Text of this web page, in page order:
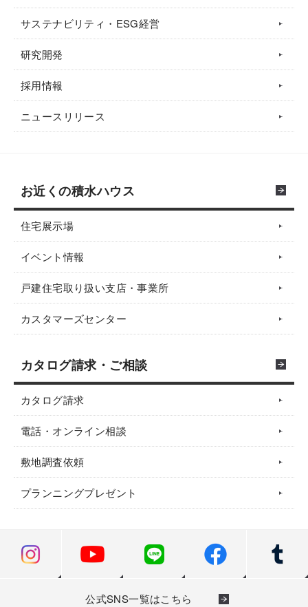
サステナビリティ・ESG経営
研究開発
採用情報
ニュースリリース
お近くの積水ハウス
住宅展示場
イベント情報
戸建住宅取り扱い支店・事業所
カスタマーズセンター
カタログ請求・ご相談
カタログ請求
電話・オンライン相談
敷地調査依頼
プランニングプレゼント
公式SNS一覧はこちら